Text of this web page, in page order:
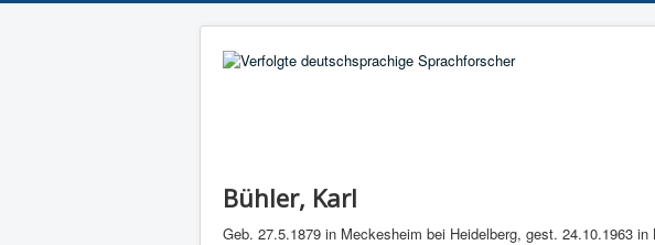
Bühler, Karl
Geb. 27.5.1879 in Meckesheim bei Heidelberg, gest. 24.10.1963 in